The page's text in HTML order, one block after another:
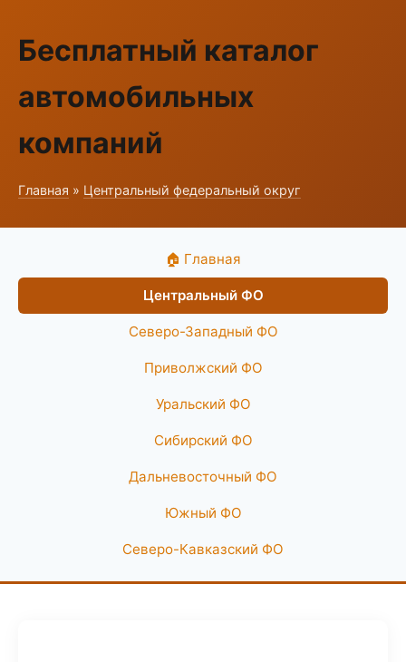
Бесплатный каталог
автомобильных
компаний
Главная » Центральный федеральный округ
🏠 Главная
Центральный ФО
Северо-Западный ФО
Приволжский ФО
Уральский ФО
Сибирский ФО
Дальневосточный ФО
Южный ФО
Северо-Кавказский ФО